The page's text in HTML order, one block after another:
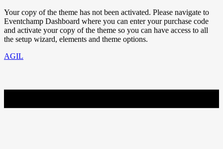
Your copy of the theme has not been activated. Please navigate to
Eventchamp Dashboard where you can enter your purchase code
and activate your copy of the theme so you can have access to all
the setup wizard, elements and theme options.
AGIL